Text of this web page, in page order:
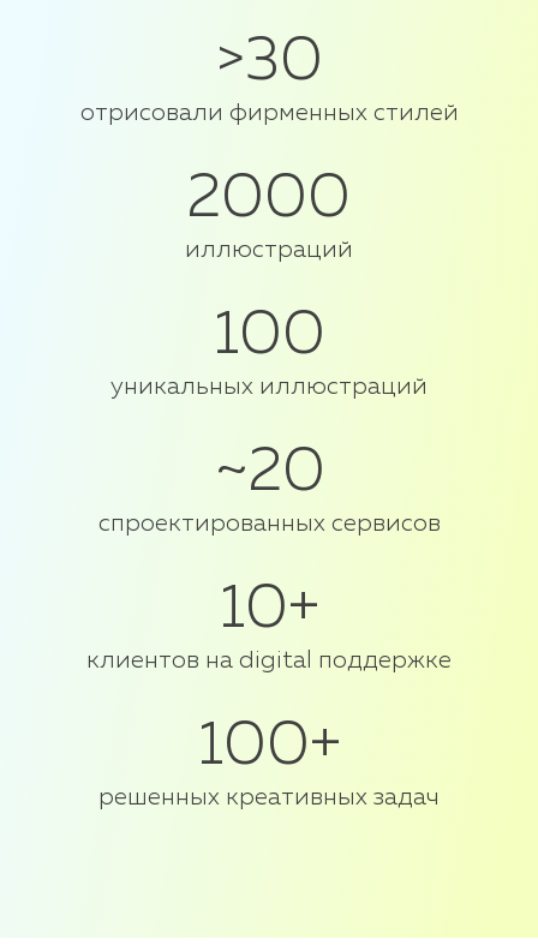
>30
отрисовали фирменных стилей
2000
иллюстраций
100
уникальных иллюстраций
~20
спроектированных сервисов
10+
клиентов на digital поддержке
100+
решенных креативных задач